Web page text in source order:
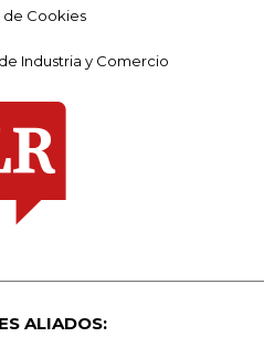
de Cookies
Industria y Comercio
ALIADOS: